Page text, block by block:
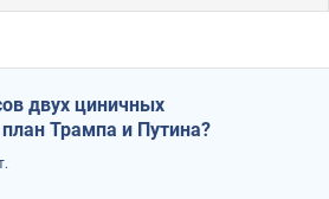
двух циничных
Трампа и Путина?